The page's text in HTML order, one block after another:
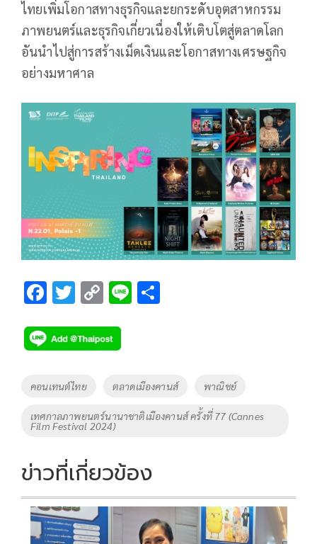
ไทยเพิ่มโอกาสทางธุรกิจและยกระดับอุตสาหกรรม
ภาพยนตร์และธุรกิจเกี่ยวเนื่องให้เติบโตสู่ตลาดโลก
อันนำไปสู่การสร้างเม็ดเงินและโอกาสทางเศรษฐกิจ
อย่างมหาศาล
F
e
b
o
k
T
tt
er
C
p
y
Li
n
k
Li
Tags
คอนเทนต์ไทย ตลาดเมืองคานส์ พาณิชย์
เทศกาลภาพยนตร์นานาชาติเมืองคานส์ ครั้งที่ 77 (Cannes
Film Festival 2024)
ข่าวที่เกี่ยวข้อง